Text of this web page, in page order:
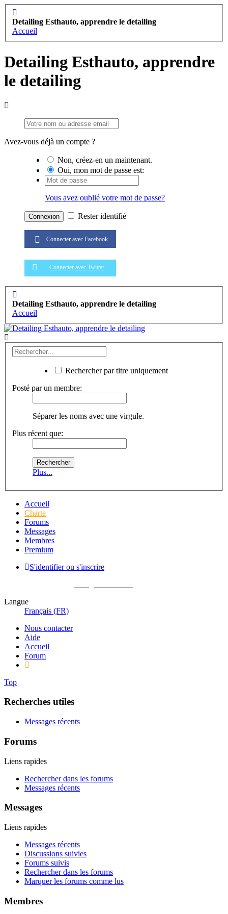
Detailing Esthauto, apprendre le detailing
Accueil
Detailing Esthauto, apprendre
le detailing
Avez-vous déjà un compte ?
Non, créez-en un maintenant.
Oui, mon mot de passe est:
Vous avez oublié votre mot de passe?
Rester identifié
Connecter avec Facebook
Connecter avec Twitter
Detailing Esthauto, apprendre le detailing
Accueil
Rechercher par titre uniquement
Posté par un membre:
Séparer les noms avec une virgule.
Plus récent que:
Plus...
Accueil
Charte
Forums
Messages
Membres
Premium
S'identifier ou s'inscrire
Langue
Français (FR)
Nous contacter
Aide
Accueil
Forum
Top
Recherches utiles
Messages récents
Forums
Liens rapides
Rechercher dans les forums
Messages récents
Messages
Liens rapides
Messages récents
Discussions suivies
Forums suivis
Rechercher dans les forums
Marquer les forums comme lus
Membres